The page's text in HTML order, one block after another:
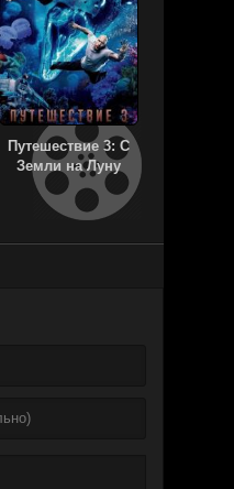
Путешествие 3: С
Земли на Луну